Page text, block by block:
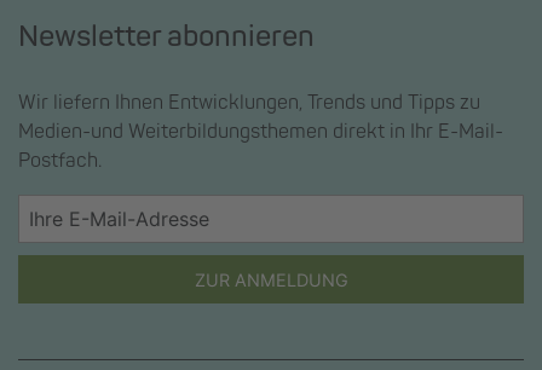
Newsletter abonnieren
Wir liefern Ihnen Entwicklungen, Trends und Tipps zu
Medien-und Weiterbildungsthemen direkt in Ihr E-Mail-
Postfach.
ZUR ANMELDUNG